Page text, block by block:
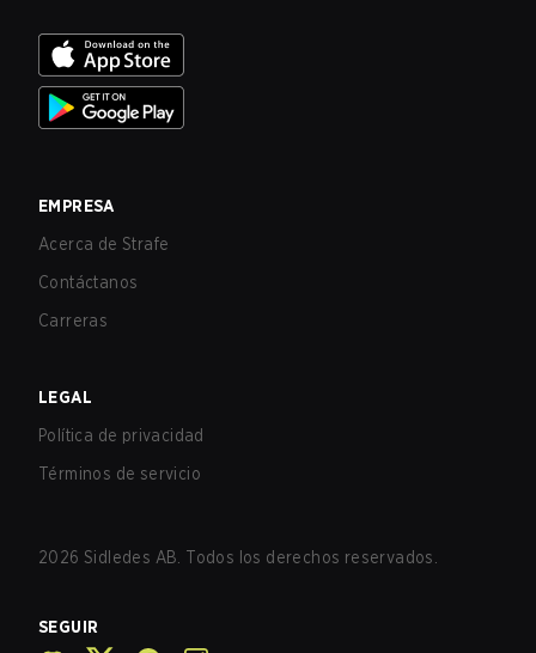
EMPRESA
Acerca de Strafe
Contáctanos
Carreras
LEGAL
Política de privacidad
Términos de servicio
2026 Sidledes AB. Todos los derechos reservados.
SEGUIR